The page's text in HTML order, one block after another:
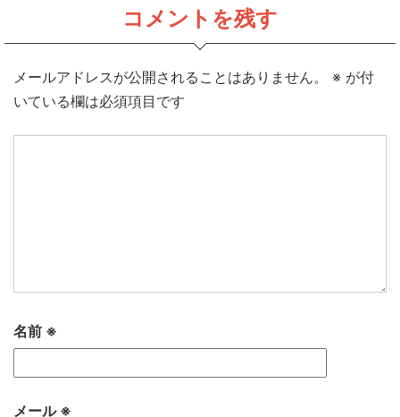
コメントを残す
メールアドレスが公開されることはありません。 ※ が付
いている欄は必須項目です
名前 ※
メール ※